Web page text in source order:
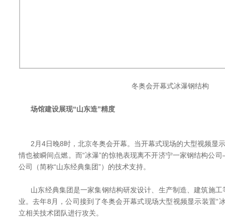
冬奥会开幕式冰瀑钢结构
场馆建设展现“山东造”精度
2月4日晚8时，北京冬奥会开幕。当开幕式现场的大型视频显示
情也被瞬间点燃。而“冰瀑”的惊艳表现离不开济宁一家钢结构公
公司（简称“山东经典集团”）的技术支持。
山东经典集团是一家集钢结构研发设计、生产制造、建筑施工
业。去年8月，公司接到了冬奥会开幕式现场大型视频显示装置“
立相关技术团队进行攻关。